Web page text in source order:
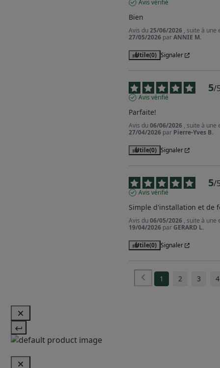
Avis vérifié
Bien
Avis du25/06/2026 , suite à une
27/05/2026 parANNIE M.
Utile(0) Signaler
5/
Avis vérifié
Parfaite!
Avis du06/06/2026 , suite à une
27/04/2026 par Pierre-Yves B.
Utile(0) Signaler
5/
Avis vérifié
Simple d'installation et de
Avis du06/05/2026 , suite à une
19/04/2026 par GERARD L.
Utile(0) Signaler
1 2 3 4